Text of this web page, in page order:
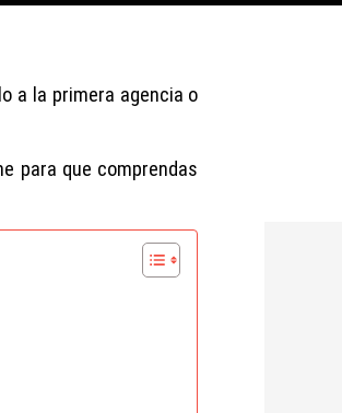
a la primera agencia o
para que comprendas